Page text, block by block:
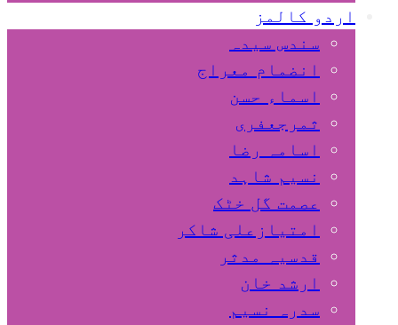
اردو کالمز
سندس سیدہ
انضمام معراج
اسماء حسن
ثمرجعفری
اسامہ رضا
نسیم شاہد
عصمت گل خٹک
امتیازعلی شاکر
قدسیہ مدثر
ارشد خان
سدرہ نسیم